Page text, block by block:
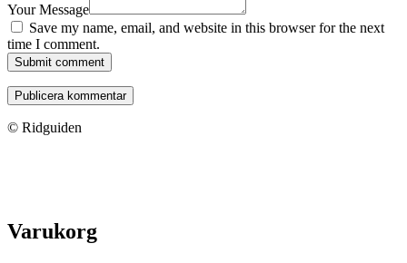
Your Message
Save my name, email, and website in this browser for the next
time I comment.
Submit comment
© Ridguiden
Varukorg